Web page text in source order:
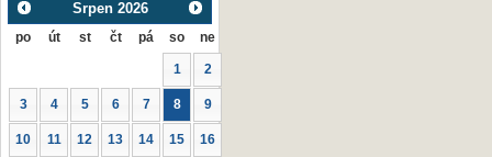
Srpen 2026
po út st čt pá so ne
1 2
3 4 5 6 7 8 9
10 11 12 13 14 15 16